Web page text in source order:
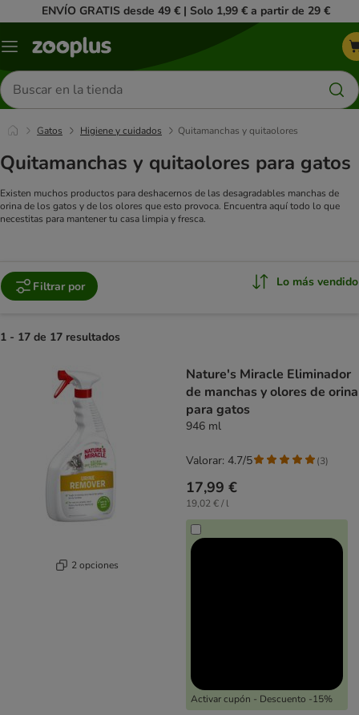
ENVÍO GRATIS desde 49 € | Solo 1,99 € a partir de 29 €
Menú
Buscar
productos
Gatos Higiene y cuidados Quitamanchas y quitaolores
Quitamanchas y quitaolores para gatos
Existen muchos productos para deshacernos de las desagradables manchas de
orina de los gatos y de los olores que esto provoca. Encuentra aquí todo lo que
necestitas para mantener tu casa limpia y fresca.
Filtrar por Lo más vendido
1 - 17 de 17 resultados
2 opciones
Nature's Miracle Eliminador
de manchas y olores de orina
para gatos
946 ml
17,99 €
19,02 € / l
Activar cupón - Descuento -15%
Valorar: 4.7/5 (3)